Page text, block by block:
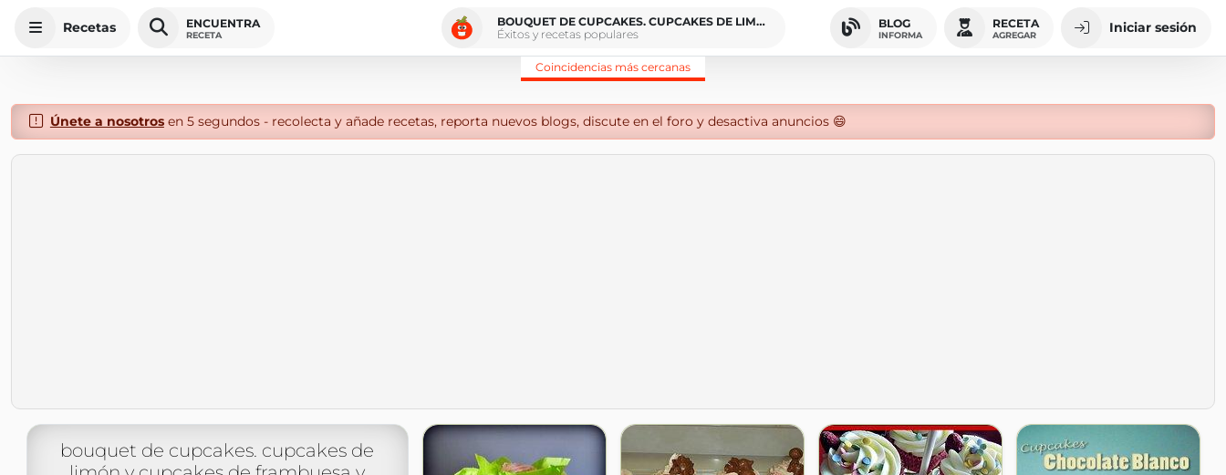
Recetas ENCUENTRA
RECETA
BOUQUET DE CUPCAKES. CUPCAKES DE LIMÓN Y CUPCAKES DE FRAMBUESA Y CHOCOLATE BLANCO
Éxitos y recetas populares
BLOG
INFORMA
RECETA
AGREGAR Iniciar sesión
Coincidencias más cercanas
Únete a nosotrosen 5 segundos - recolecta y añade recetas, reporta nuevos blogs, discute en el foro y desactiva anuncios 😄
bouquet de cupcakes. cupcakes de